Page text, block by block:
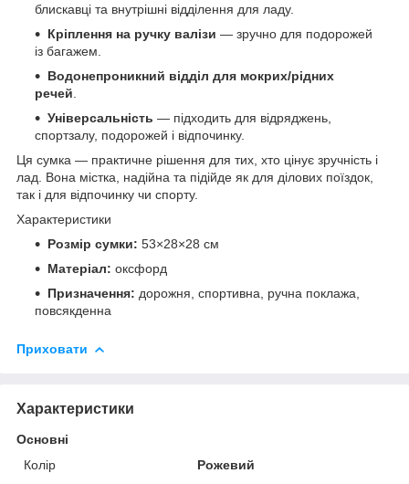
блискавці та внутрішні відділення для ладу.
Кріплення на ручку валізи — зручно для подорожей
із багажем.
Водонепроникний відділ для мокрих/рідних
речей
Універсальність — підходить для відряджень,
спортзалу, подорожей і відпочинку.
Ця сумка — практичне рішення для тих, хто цінує зручність і
лад. Вона містка, надійна та підійде як для ділових поїздок,
так і для відпочинку чи спорту.
Характеристики
Розмір сумки: 53×28×28 см
Матеріал: оксфорд
Призначення: дорожня, спортивна, ручна поклажа,
повсякденна
Приховати
Характеристики
Основні
Колір
Рожевий